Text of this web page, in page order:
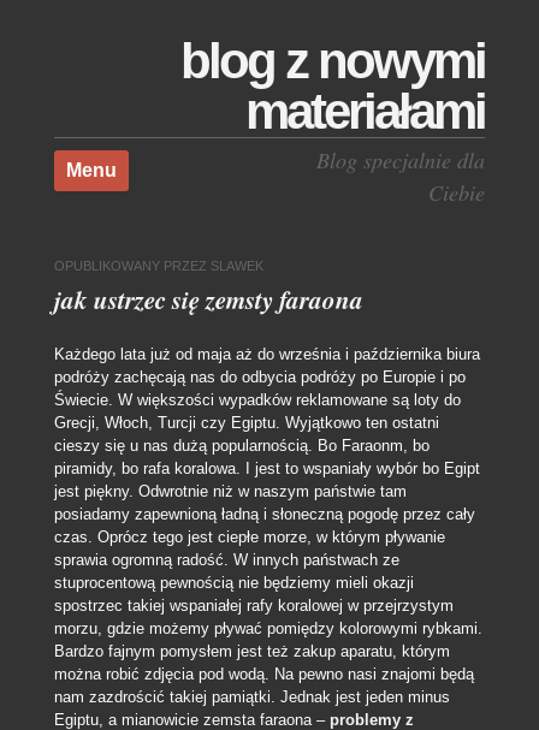
blog z nowymi
materiałami
Blog specjalnie dla
Ciebie
Menu
Skocz do treści
OPUBLIKOWANY PRZEZ SLAWEK
jak ustrzec się zemsty faraona
Każdego lata już od maja aż do września i października biura
podróży zachęcają nas do odbycia podróży po Europie i po
Świecie. W większości wypadków reklamowane są loty do
Grecji, Włoch, Turcji czy Egiptu. Wyjątkowo ten ostatni
cieszy się u nas dużą popularnością. Bo Faraonm, bo
piramidy, bo rafa koralowa. I jest to wspaniały wybór bo Egipt
jest piękny. Odwrotnie niż w naszym państwie tam
posiadamy zapewnioną ładną i słoneczną pogodę przez cały
czas. Oprócz tego jest ciepłe morze, w którym pływanie
sprawia ogromną radość. W innych państwach ze
stuprocentową pewnością nie będziemy mieli okazji
spostrzec takiej wspaniałej rafy koralowej w przejrzystym
morzu, gdzie możemy pływać pomiędzy kolorowymi rybkami.
Bardzo fajnym pomysłem jest też zakup aparatu, którym
można robić zdjęcia pod wodą. Na pewno nasi znajomi będą
nam zazdrościć takiej pamiątki. Jednak jest jeden minus
Egiptu, a mianowicie zemsta faraona – problemy z